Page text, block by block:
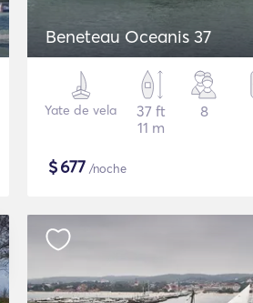
Beneteau Oceanis 37
Yate de vela
37 ft
11 m
8
$677 /noche